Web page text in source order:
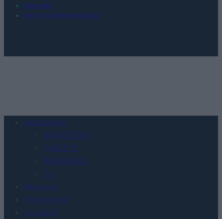
REKLAMA
POLITYKA PRYWATNOŚCI
Urządzenia
SMARTFONY
TABLETY
WEARABLE
TV
Recenzje
Porównania
Co kupić